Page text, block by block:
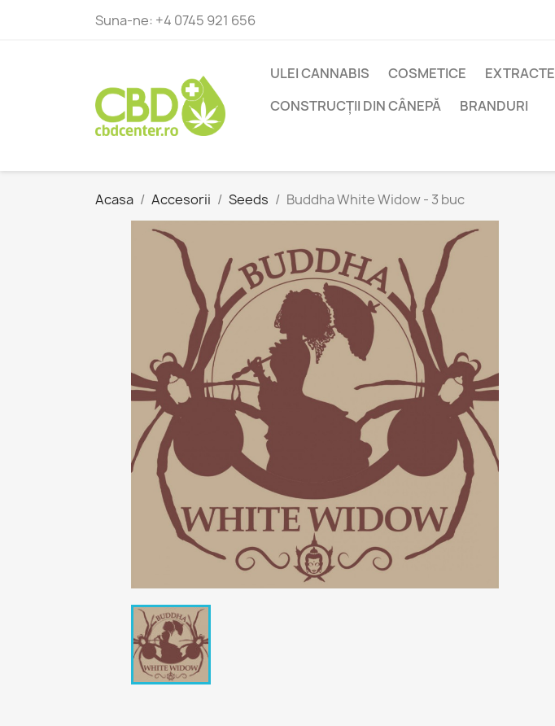
Suna-ne: +4 0745 921 656
ULEI CANNABIS COSMETICE EXTRACTE
CONSTRUCȚII DIN CÂNEPĂ
BRANDURI
Acasa Accesorii Seeds Buddha White Widow - 3 buc